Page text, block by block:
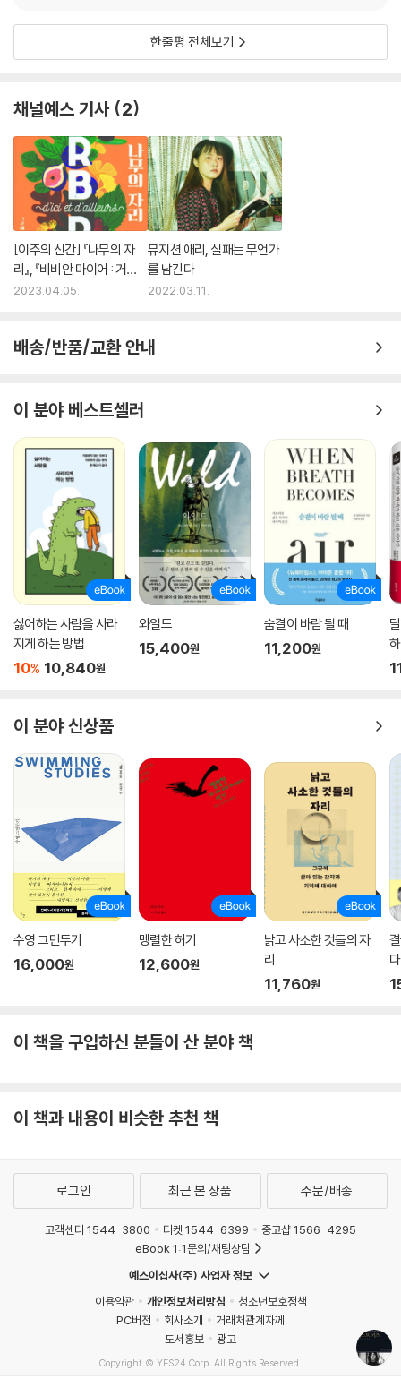
한줄평 전체보기
채널예스 기사 2
[이주의 신간] 『나무의 자
리』, 『비비안 마이어 : 거울
의 표면에서』 외
2023.04.05.
뮤지션 애리, 실패는 무언가
를 남긴다
2022.03.11.
배송/반품/교환 안내
이 분야 베스트셀러
싫어하는 사람을 사라
지게 하는 방법
10% 10,840원
와일드
15,400원
숨결이 바람 될 때
11,200원
이 분야 신상품
수영 그만두기
16,000원
맹렬한 허기
12,600원
낡고 사소한 것들의 자
리
11,760원
다
이 책을 구입하신 분들이 산 분야 책
이 책과 내용이 비슷한 추천 책
로그인 최근 본 상품 주문/배송
고객센터 1544-3800 티켓 1544-6399
중고샵 1566-4295
eBook 1:1문의/채팅상담
예스이십사(주) 사업자 정보
이용약관
개인정보처리방침
청소년보호정책
PC버전
회사소개
거래처관계자께
도서홍보
광고
Copyright © YES24 Corp. All Rights Reserved.